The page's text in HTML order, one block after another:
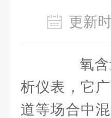
更新
氧含量
析仪表，它
道等场合中